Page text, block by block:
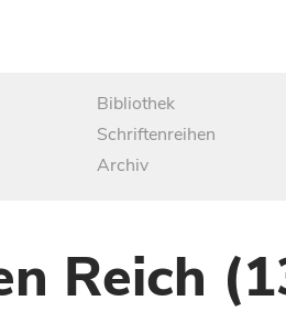
Bibliothek
Schriftenreihen
Archiv
Reich